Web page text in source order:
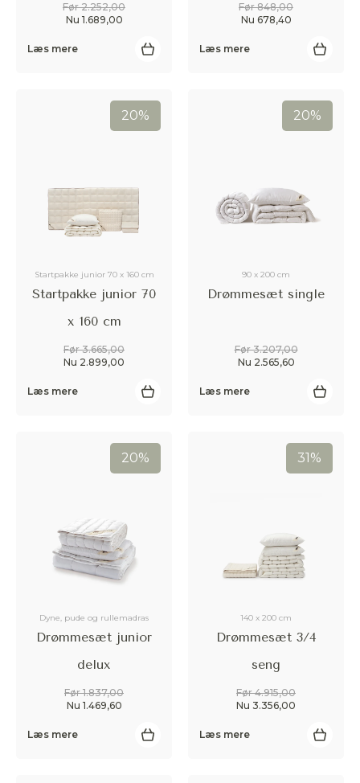
Før 2.252,00
Nu 1.689,00
Læs mere
Før 848,00
Nu 678,40
Læs mere
20%
Startpakke junior 70 x 160 cm
Startpakke junior 70
x 160 cm
Før 3.665,00
Nu 2.899,00
Læs mere
20%
90 x 200 cm
Drømmesæt single
Før 3.207,00
Nu 2.565,60
Læs mere
20%
Dyne, pude og rullemadras
Drømmesæt junior
delux
Før 1.837,00
Nu 1.469,60
Læs mere
31%
140 x 200 cm
Drømmesæt 3/4
seng
Før 4.915,00
Nu 3.356,00
Læs mere